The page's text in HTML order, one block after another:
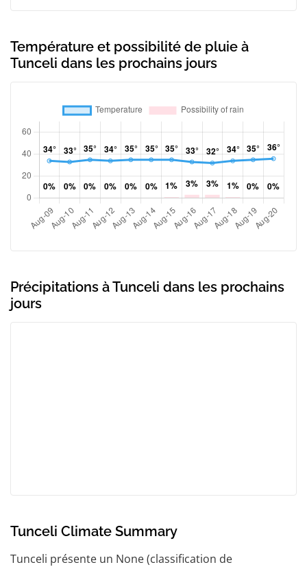
Température et possibilité de pluie à
Tunceli dans les prochains jours
Précipitations à Tunceli dans les prochains
jours
Tunceli Climate Summary
Tunceli présente un None (classification de